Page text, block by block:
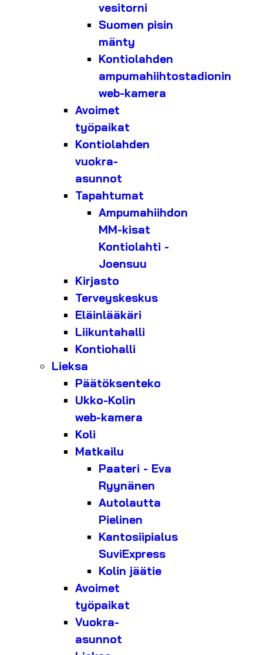
vesitorni
Suomen pisin
mänty
Kontiolahden
ampumahiihtostadionin
web-kamera
Avoimet
työpaikat
Kontiolahden
vuokra-
asunnot
Tapahtumat
Ampumahiihdon
MM-kisat
Kontiolahti -
Joensuu
Kirjasto
Terveyskeskus
Eläinlääkäri
Liikuntahalli
Kontiohalli
Lieksa
Päätöksenteko
Ukko-Kolin
web-kamera
Koli
Matkailu
Paateri - Eva
Ryynänen
Autolautta
Pielinen
Kantosiipialus
SuviExpress
Kolin jäätie
Avoimet
työpaikat
Vuokra-
asunnot